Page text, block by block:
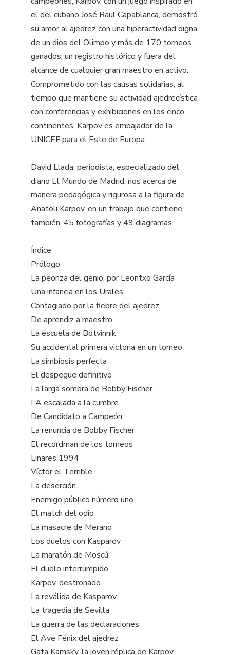
el del cubano José Raul Capablanca, demostró
su amor al ajedrez con una hiperactividad digna
de un dios del Olimpo y más de 170 torneos
ganados, un registro histórico y fuera del
alcance de cualquier gran maestro en activo.
Comprometido con las causas solidarias, al
tiempo que mantiene su actividad ajedrecística
con conferencias y exhibiciones en los cinco
continentes, Karpov es embajador de la
UNICEF para el Este de Europa.
David Llada, periodista, especializado del
diario El Mundo de Madrid, nos acerca de
manera pedagógica y rigurosa a la figura de
Anatoli Karpov, en un trabajo que contiene,
también, 45 fotografías y 49 diagramas.
Índice
Prólogo
La peonza del genio, por Leontxo García
Una infancia en los Urales
Contagiado por la fiebre del ajedrez
De aprendiz a maestro
La escuela de Botvinnik
Su accidental primera victoria en un torneo
La simbiosis perfecta
El despegue definitivo
La larga sombra de Bobby Fischer
LA escalada a la cumbre
De Candidato a Campeón
La renuncia de Bobby Fischer
El recordman de los torneos
Linares 1994
Víctor el Terrible
La deserción
Enemigo público número uno
El match del odio
La masacre de Merano
Los duelos con Kasparov
La maratón de Moscú
El duelo interrumpido
Karpov, destronado
La reválida de Kasparov
La tragedia de Sevilla
La guerra de las declaraciones
El Ave Fénix del ajedrez
Gata Kamsky, la joven réplica de Karpov